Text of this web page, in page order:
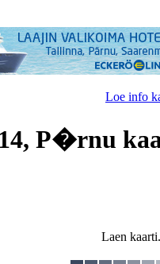
Loe info
P�rnu
Laen